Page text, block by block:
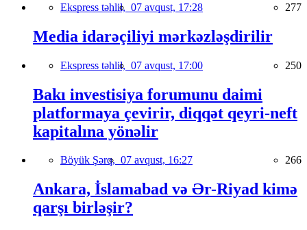
Ekspress təhlil, 07 avqust, 17:28 277
Media idarəçiliyi mərkəzləşdirilir
Ekspress təhlil, 07 avqust, 17:00 250
Bakı investisiya forumunu daimi
platformaya çevirir, diqqət qeyri-neft
kapitalına yönəlir
Böyük Şərq, 07 avqust, 16:27 266
Ankara, İslamabad və Ər-Riyad kimə
qarşı birləşir?